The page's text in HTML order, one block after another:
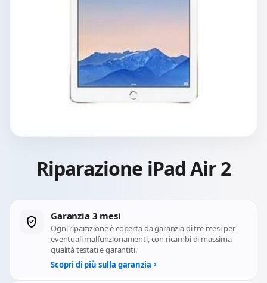
Riparazione iPad Air 2
Garanzia 3 mesi
Ogni riparazione è coperta da garanzia di tre mesi per
eventuali malfunzionamenti, con ricambi di massima
qualità testati e garantiti.
Scopri di più sulla garanzia